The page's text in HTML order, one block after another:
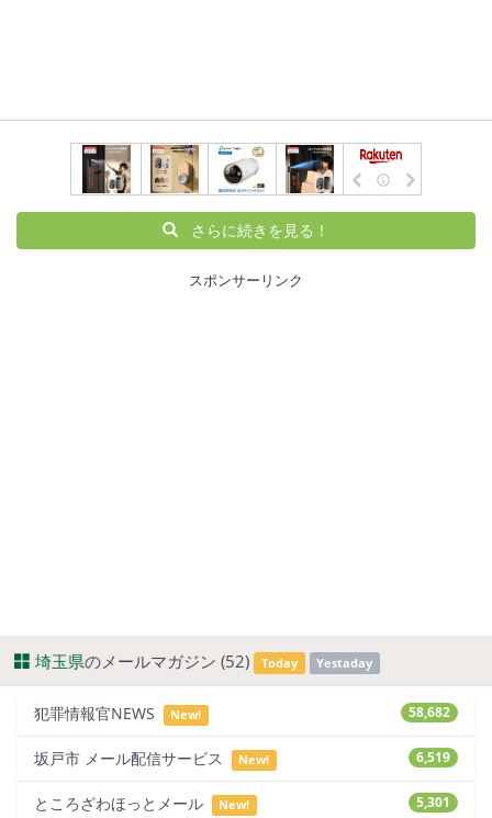
さらに続きを見る！
スポンサーリンク
埼玉県のメールマガジン (52) Today Yestaday
58,682
犯罪情報官NEWS New!
6,519
坂戸市 メール配信サービス New!
5,301
ところざわほっとメール New!